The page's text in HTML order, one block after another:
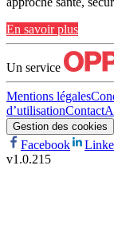
En savoir plus
Un service
Mentions légales
d’utilisationContact
Gestion des cookies
Facebook
v1.0.215